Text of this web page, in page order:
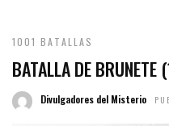
1001 BATALLAS
BATALLA DE BRUNETE
Divulgadores del Misterio